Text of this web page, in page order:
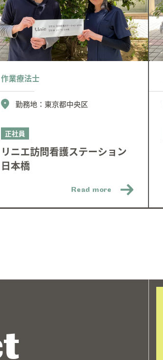
作業療法士
勤務地： 東京都中央区
正社員
リニエ訪問看護ステーション
日本橋
Read more